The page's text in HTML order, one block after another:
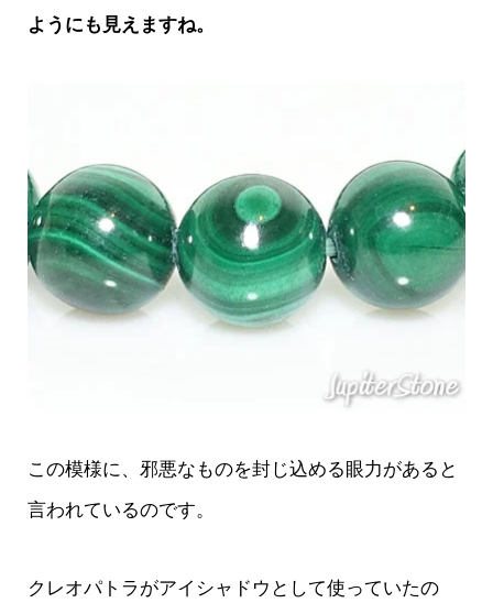
ようにも見えますね。
この模様に、邪悪なものを封じ込める眼力があると
言われているのです。
クレオパトラがアイシャドウとして使っていたの